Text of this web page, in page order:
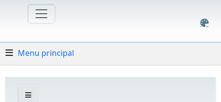
Menu principal